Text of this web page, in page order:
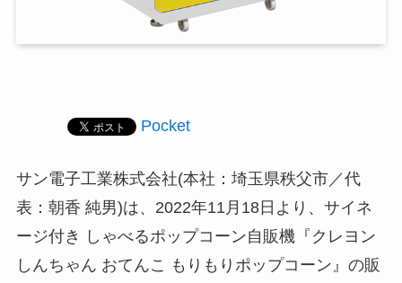
Pocket
サン電子工業株式会社(本社：埼玉県秩父市／代
表：朝香 純男)は、2022年11月18日より、サイネ
ージ付き しゃべるポップコーン自販機『クレヨン
しんちゃん おてんこ もりもりポップコーン』の販